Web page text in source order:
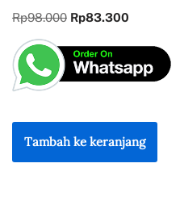
Rp98.000 Rp83.300
Tambah ke keranjang